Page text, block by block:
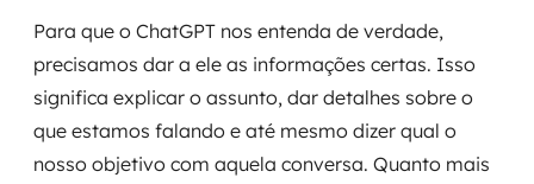
Para que o ChatGPT nos entenda de verdade,
precisamos dar a ele as informações certas. Isso
significa explicar o assunto, dar detalhes sobre o
que estamos falando e até mesmo dizer qual o
nosso objetivo com aquela conversa. Quanto mais